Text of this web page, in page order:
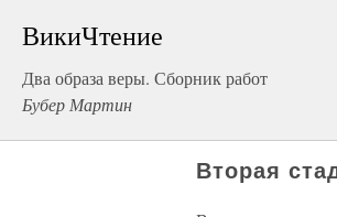
ВикиЧтение
Два образа веры. Сборник работ
Бубер Мартин
Вторая